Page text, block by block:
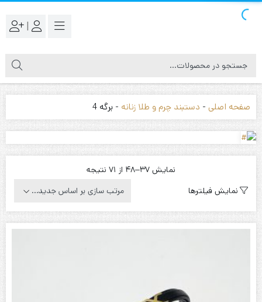
|
صفحه اصلی - دستبند چرم و طلا زنانه - برگه 4
نمایش 37–48 از 71 نتیجه
Sorted
latest
نمایش فیلترها